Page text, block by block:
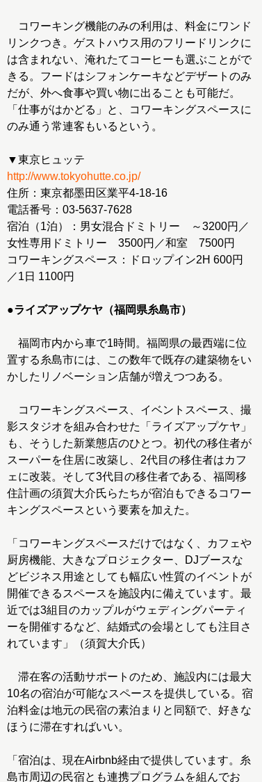
コワーキング機能のみの利用は、料金にワンド
リンクつき。ゲストハウス用のフリードリンクに
は含まれない、淹れたてコーヒーも選ぶことがで
きる。フードはシフォンケーキなどデザートのみ
だが、外へ食事や買い物に出ることも可能だ。
「仕事がはかどる」と、コワーキングスペースに
のみ通う常連客もいるという。
http://www.tokyohutte.co.jp/
住所：東京都墨田区業平4-18-16
電話番号：03-5637-7628
宿泊（1泊）：男女混合ドミトリー ～3200円／
女性専用ドミトリー 3500円／和室 7500円
コワーキングスペース：ドロップイン2H 600円
／1日 1100円
●ライズアップケヤ（福岡県糸島市）
福岡市内から車で1時間。福岡県の最西端に位
置する糸島市には、この数年で既存の建築物をい
かしたリノベーション店舗が増えつつある。
コワーキングスペース、イベントスペース、撮
影スタジオを組み合わせた「ライズアップケヤ」
も、そうした新業態店のひとつ。初代の移住者が
スーパーを住居に改築し、2代目の移住者はカフ
ェに改装。そして3代目の移住者である、福岡移
住計画の須賀大介氏らたちが宿泊もできるコワー
キングスペースという要素を加えた。
「コワーキングスペースだけではなく、カフェや
厨房機能、大きなプロジェクター、DJブースな
どビジネス用途としても幅広い性質のイベントが
開催できるスペースを施設内に備えています。最
近では3組目のカップルがウェディングパーティ
ーを開催するなど、結婚式の会場としても注目さ
れています」（須賀大介氏）
滞在客の活動サポートのため、施設内には最大
10名の宿泊が可能なスペースを提供している。宿
泊料金は地元の民宿の素泊まりと同額で、好きな
ほうに滞在すればいい。
「宿泊は、現在Airbnb経由で提供しています。糸
島市周辺の民宿とも連携プログラムを組んでお